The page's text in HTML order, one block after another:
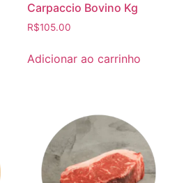
Carpaccio Bovino Kg
R$105.00
Adicionar ao carrinho